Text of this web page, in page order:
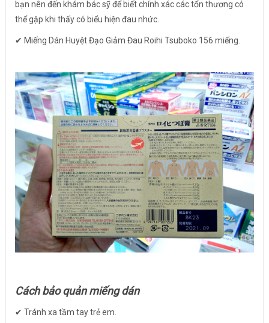
bạn nên đến khám bác sỹ để biết chính xác các tổn thương có
thể gặp khi thấy có biểu hiện đau nhức.
✔ Miếng Dán Huyệt Đạo Giảm Đau Roihi Tsuboko 156 miếng.
Cách bảo quản miếng dán
✔ Tránh xa tầm tay trẻ em.